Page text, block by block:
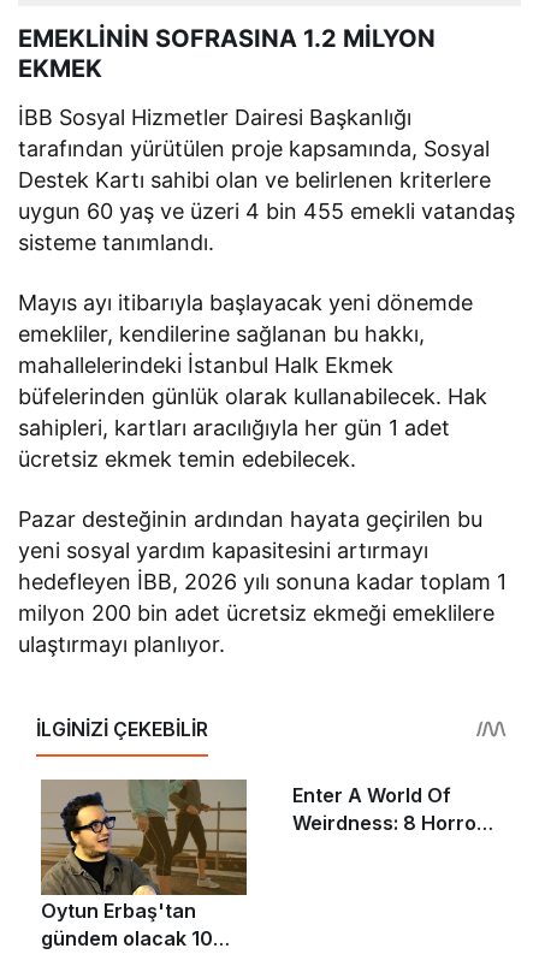
EMEKLİNİN SOFRASINA 1.2 MİLYON
EKMEK
İBB Sosyal Hizmetler Dairesi Başkanlığı
tarafından yürütülen proje kapsamında, Sosyal
Destek Kartı sahibi olan ve belirlenen kriterlere
uygun 60 yaş ve üzeri 4 bin 455 emekli vatandaş
sisteme tanımlandı.
Mayıs ayı itibarıyla başlayacak yeni dönemde
emekliler, kendilerine sağlanan bu hakkı,
mahallelerindeki İstanbul Halk Ekmek
büfelerinden günlük olarak kullanabilecek. Hak
sahipleri, kartları aracılığıyla her gün 1 adet
ücretsiz ekmek temin edebilecek.
Pazar desteğinin ardından hayata geçirilen bu
yeni sosyal yardım kapasitesini artırmayı
hedefleyen İBB, 2026 yılı sonuna kadar toplam 1
milyon 200 bin adet ücretsiz ekmeği emeklilere
ulaştırmayı planlıyor.